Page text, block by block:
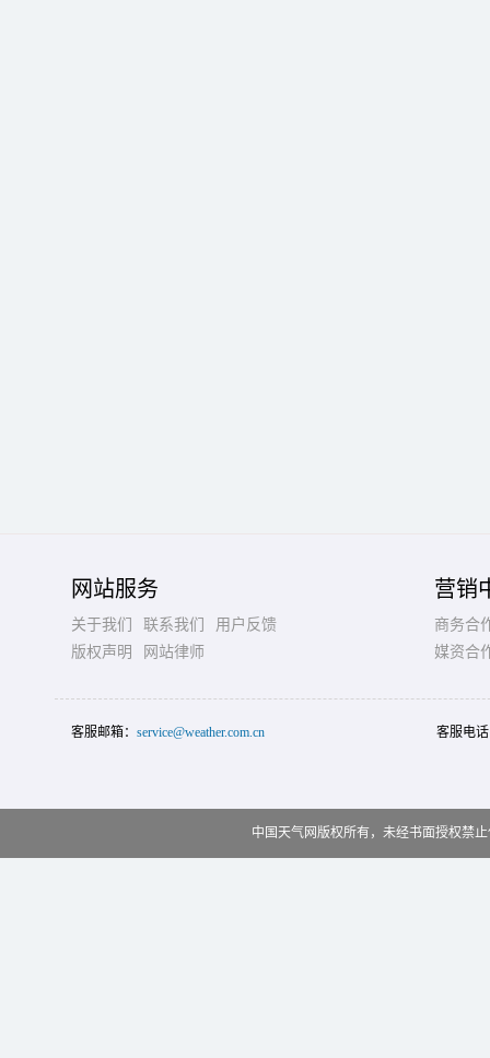
网站服务
关于我们 联系我们
用户反馈
版权声明
网站律师
营销
商务合
媒资合
客服邮箱： service@weather.com.cn 客服电
中国天气网版权所有，未经书面授权